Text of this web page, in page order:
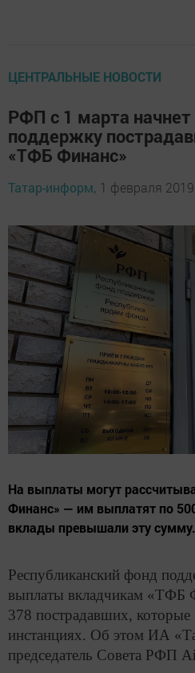
ЦЕНТРАЛЬНЫЕ НОВОСТИ
РФП с 1 марта
поддержку
«ТФБ Финанс»
Татар-информ, 1 февраля
На выплаты могут
Финанс» — им выплатят по
вклады превышали эту сумму.
Республиканский фонд
выплаты вкладчикам «ТФБ
378 пострадавших, которые
инстанциях. Об этом ИА
председатель Совета РФП